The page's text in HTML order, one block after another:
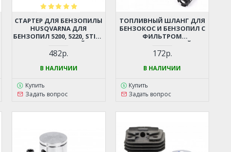
СТАРТЕР ДЛЯ БЕНЗОПИЛЫ
HUSQVARNA ДЛЯ
БЕНЗОПИЛ 5200, 5220, STIHL
362, 440 И ДР. (КИТАЙСКИЕ
БЕНЗОПИЛЫ 45-52СМ3,
ЦЫГАНКА)
482р.
В НАЛИЧИИ
Купить
Задать вопрос
ТОПЛИВНЫЙ ШЛАНГ ДЛЯ
БЕНЗОКОС И БЕНЗОПИЛ С
ФИЛЬТРОМ
(УНИВЕРСАЛЬНЫЙ)
172р.
В НАЛИЧИИ
Купить
Задать вопрос